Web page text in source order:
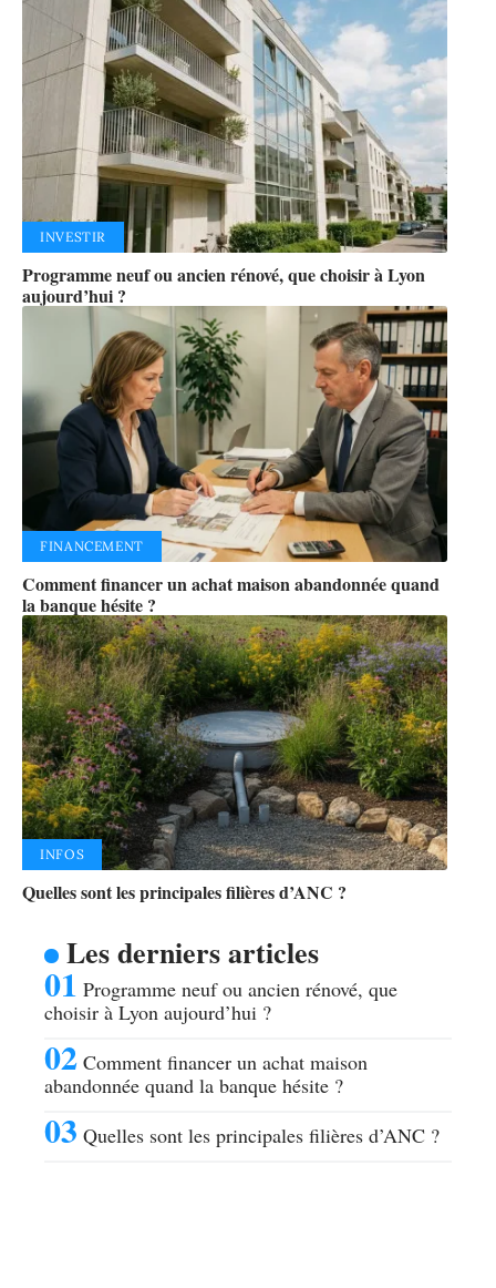
INVESTIR
Programme neuf ou ancien rénové, que choisir à Lyon
aujourd’hui ?
FINANCEMENT
Comment financer un achat maison abandonnée quand
la banque hésite ?
INFOS
Quelles sont les principales filières d’ANC ?
Les derniers articles
Programme neuf ou ancien rénové, que
choisir à Lyon aujourd’hui ?
Comment financer un achat maison
abandonnée quand la banque hésite ?
Quelles sont les principales filières d’ANC ?